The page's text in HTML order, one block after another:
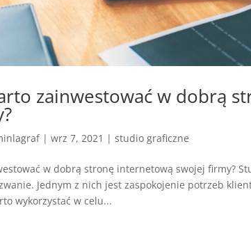
zainwestować w dobrą
|wrz 7, 2021 |studio graficzne
w dobrą stronę internetową swojej firmy?
Jednym z nich jest zaspokojenie potrzeb
wykorzystać w celu...